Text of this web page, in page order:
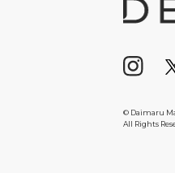
© Daimaru
All Rights